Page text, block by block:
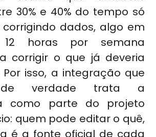
30% e 40% do tempo só
dados, algo em
horas por semana
corrigir o que já deveria
isso, a integração que
de verdade trata a
como parte do projeto
quem pode editar o quê,
é a fonte oficial de cada